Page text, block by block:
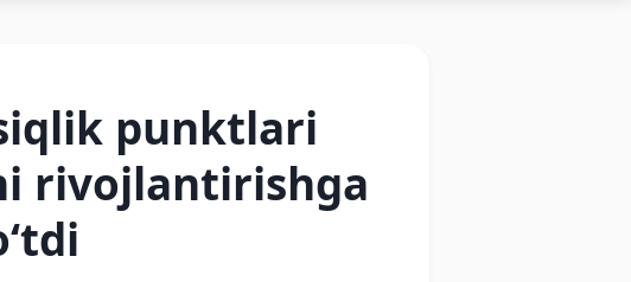
punktlari
rivojlantirishga